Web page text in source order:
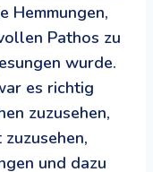
Hemmungen,
Pathos zu
wurde.
es richtig
zuzusehen,
und dazu